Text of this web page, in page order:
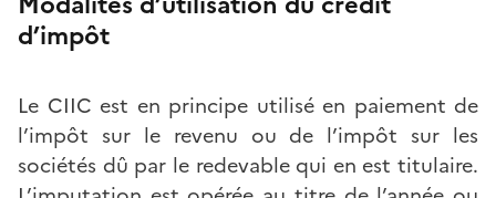
d’impôt
Le CIIC est en principe utilisé en paiement de
l’impôt sur le revenu ou de l’impôt sur les
sociétés dû par le redevable qui en est titulaire.